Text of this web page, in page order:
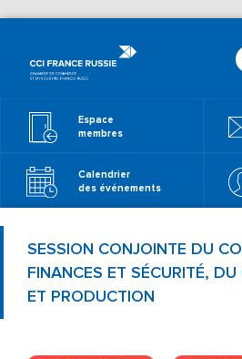
Espace
membres
Calendrier
des événements
SESSION CONJOINTE DU
FINANCES ET SÉCURITÉ,
ET PRODUCTION